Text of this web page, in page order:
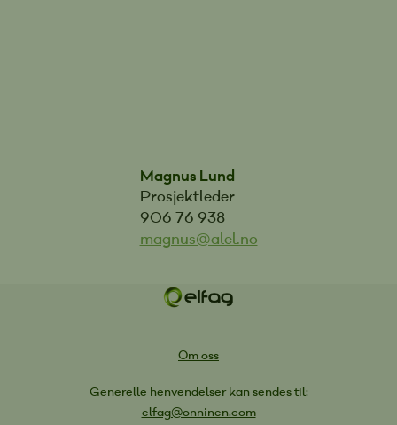
Magnus Lund
Prosjektleder
906 76 938
magnus@alel.no
Om oss
Generelle henvendelser kan sendes til:
elfag@onninen.com